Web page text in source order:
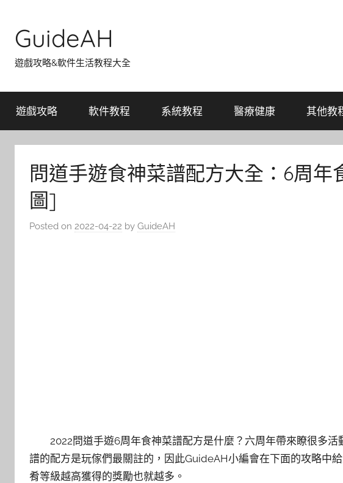
content
GuideAH
遊戲攻略&軟件生活教程大全
遊戲攻略 軟件教程 系統教程 醫療健康 其他教
問道手遊食神菜譜配方大全：6周
圖]
Posted on 2022-04-22 by GuideAH
2022問道手遊6周年食神菜譜配方是什麼？六周年帶來瞭很多
譜的配方是玩傢們最關註的，因此GuideAH小編會在下面的攻略中
肴等級越高獲得的獎勵也就越多。